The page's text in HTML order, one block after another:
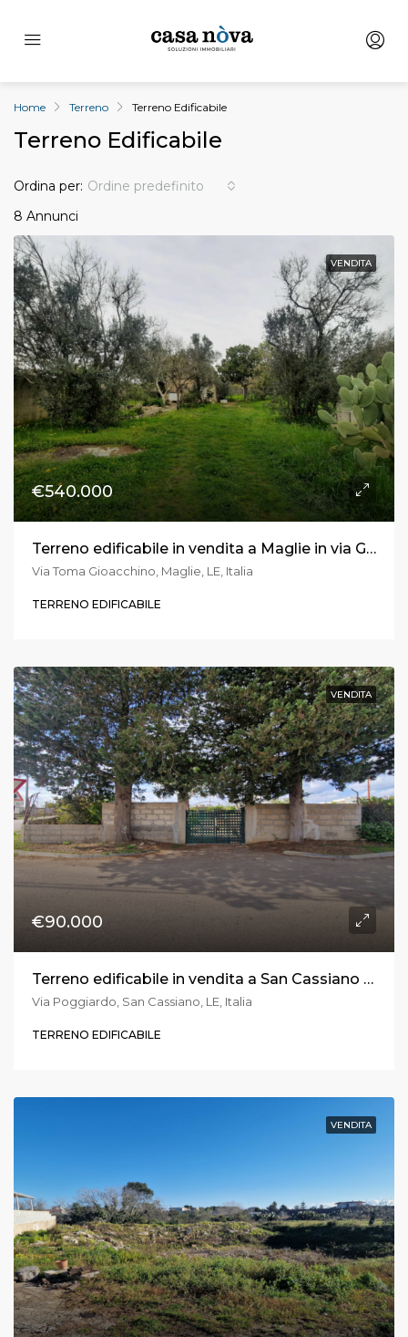
Home Terreno Terreno Edificabile
Terreno Edificabile
8 Annunci
Ordina per: Ordine predefinito
VENDITA
€540.000
Terreno edificabile in vendita a Maglie in via G. Toma
Via Toma Gioacchino, Maglie, LE, Italia
TERRENO EDIFICABILE
VENDITA
€90.000
Terreno edificabile in vendita a San Cassiano in via Poggiardo
Via Poggiardo, San Cassiano, LE, Italia
TERRENO EDIFICABILE
VENDITA